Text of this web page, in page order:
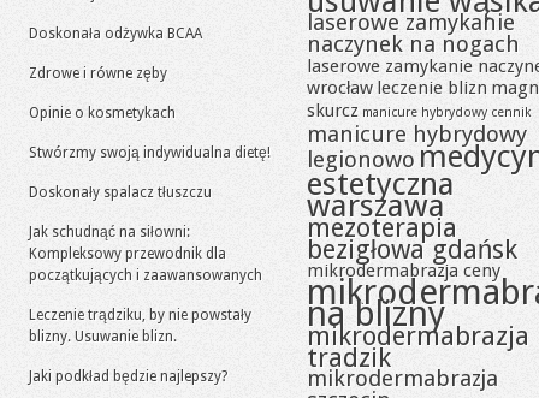
Doskonała odżywka BCAA
Zdrowe i równe zęby
Opinie o kosmetykach
Stwórzmy swoją indywidualna dietę!
Doskonały spalacz tłuszczu
Jak schudnąć na siłowni:
Kompleksowy przewodnik dla
początkujących i zaawansowanych
Leczenie trądziku, by nie powstały
blizny. Usuwanie blizn.
Jaki podkład będzie najlepszy?
laserowe zamykanie
naczynek na nogach
laserowe zamykanie
wrocław leczenie blizn
skurcz manicure hybrydowy cennik
manicure hybrydowy
legionowo
estetyczna
warszawa
mezoterapia
bezigłowa gdańsk
mikrodermabrazja ceny
na blizny
mikrodermabrazja
tradzik
mikrodermabrazja